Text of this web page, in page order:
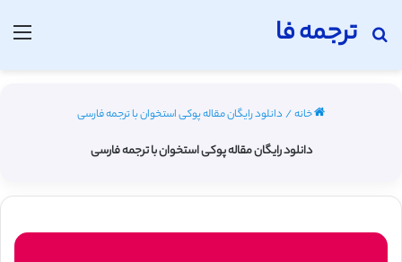
ترجمه فا
جستجو برای
خانه/ دانلود رایگان مقاله پوکی استخوان با ترجمه فارسی
دانلود رایگان مقاله پوکی استخوان با ترجمه فارسی